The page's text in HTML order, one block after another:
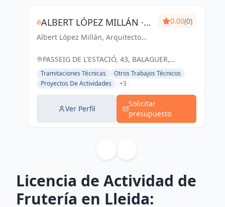
ALBERT LÓPEZ MILLÁN ·
ARQUITECTO TÉCNICO
Albert López Millán, Arquitecto
en Lleida
0.00(0)
PASSEIG DE L'ESTACIÓ, 43, BALAGUER,
ESPAÑA, España
Tramitaciones Técnicas
Otros Trabajos Técnicos
Proyectos De Actividades
+3
Ver Perfil
Solicitar
presupuesto
Licencia de Actividad de
Frutería en Lleida: